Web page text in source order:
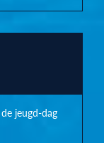
jeugd-dag